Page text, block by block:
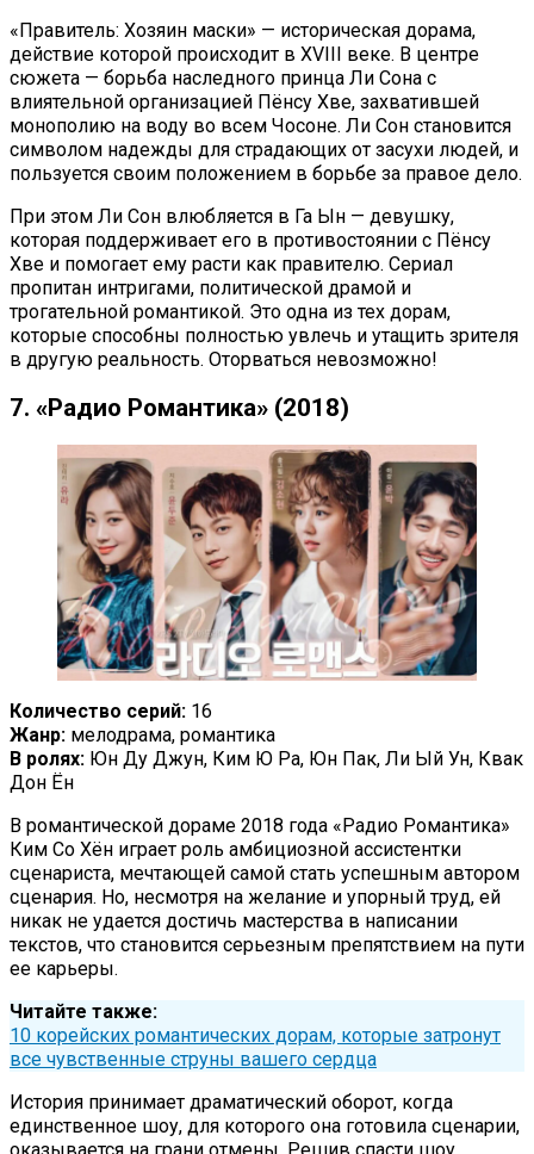
«Правитель: Хозяин маски» — историческая дорама,
действие которой происходит в XVIII веке. В центре
сюжета — борьба наследного принца Ли Сона с
влиятельной организацией Пёнсу Хве, захватившей
монополию на воду во всем Чосоне. Ли Сон становится
символом надежды для страдающих от засухи людей, и
пользуется своим положением в борьбе за правое дело.
При этом Ли Сон влюбляется в Га Ын — девушку,
которая поддерживает его в противостоянии с Пёнсу
Хве и помогает ему расти как правителю. Сериал
пропитан интригами, политической драмой и
трогательной романтикой. Это одна из тех дорам,
которые способны полностью увлечь и утащить зрителя
в другую реальность. Оторваться невозможно!
7. «Радио Романтика» (2018)
Количество серий: 16
Жанр: мелодрама, романтика
В ролях: Юн Ду Джун, Ким Ю Ра, Юн Пак, Ли Ый Ун, Квак
Дон Ён
В романтической дораме 2018 года «Радио Романтика»
Ким Со Хён играет роль амбициозной ассистентки
сценариста, мечтающей самой стать успешным автором
сценария. Но, несмотря на желание и упорный труд, ей
никак не удается достичь мастерства в написании
текстов, что становится серьезным препятствием на пути
ее карьеры.
Читайте также:
10 корейских романтических дорам, которые затронут
все чувственные струны вашего сердца
История принимает драматический оборот, когда
единственное шоу, для которого она готовила сценарии,